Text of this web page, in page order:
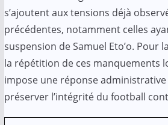
s’ajoutent aux tensions déjà
précédentes, notamment celles
suspension de Samuel Eto’o. Pour
la répétition de ces manquements
impose une réponse
préserver l’intégrité du football